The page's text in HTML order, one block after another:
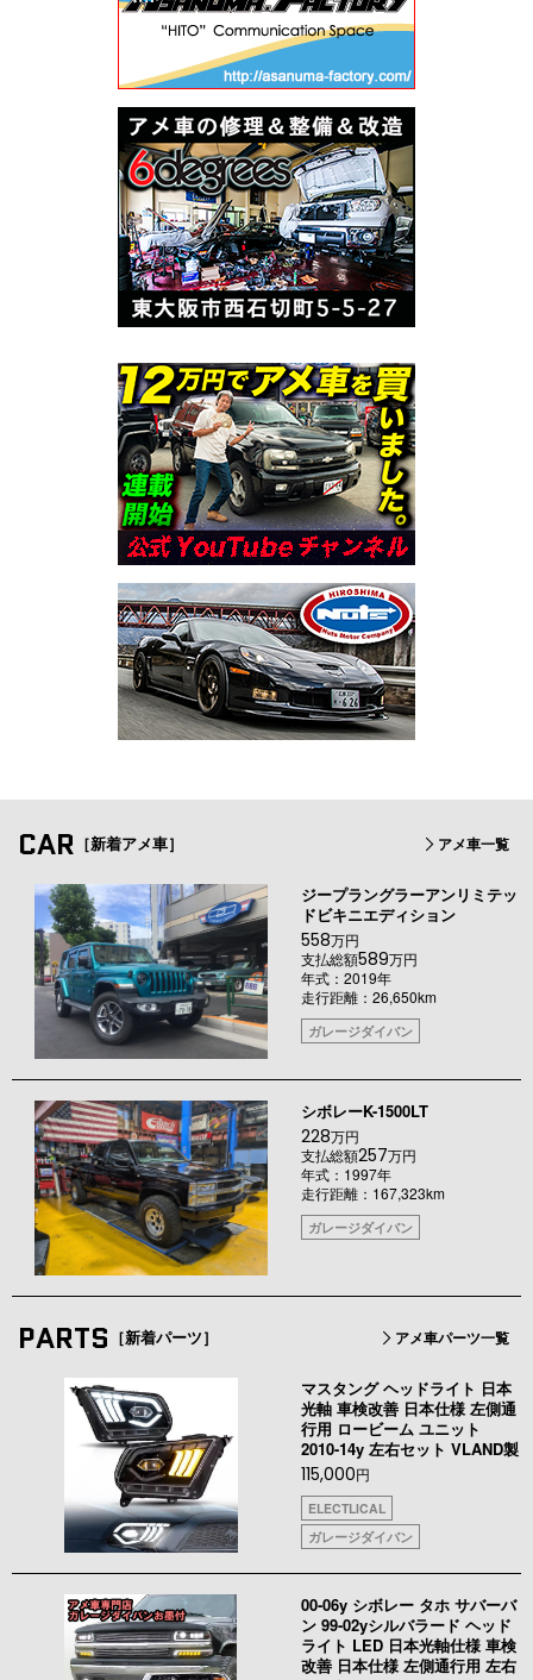
CAR ［新着アメ車］ アメ車一覧
ジープラングラーアンリミテッ
ドビキニエディション
558万円
支払総額589万円
年式：2019年
走行距離：26,650km
ガレージダイバン
シボレーK-1500LT
228万円
支払総額257万円
年式：1997年
走行距離：167,323km
ガレージダイバン
PARTS ［新着パーツ］ アメ車パーツ一覧
マスタング ヘッドライト 日本
光軸 車検改善 日本仕様 左側通
行用 ロービーム ユニット
2010-14y 左右セット VLAND製
115,000円
ELECTLICAL
ガレージダイバン
00-06y シボレー タホ サバーバ
ン 99-02yシルバラード ヘッド
ライト LED 日本光軸仕様 車検
改善 日本仕様 左側通行用 左右